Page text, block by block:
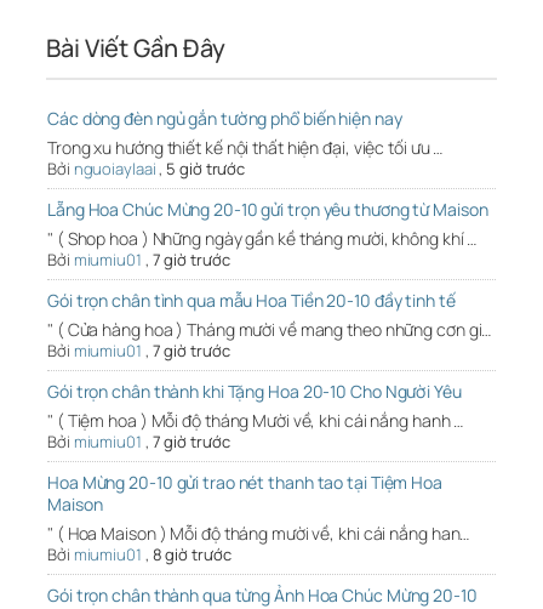
Bài Viết Gần Đây
Các dòng đèn ngủ gắn tường phổ biến hiện nay
Trong xu hướng thiết kế nội thất hiện đại, việc tối ưu …
Bởi nguoiaylaai, 5 giờ trước
Lẵng Hoa Chúc Mừng 20-10 gửi trọn yêu thương từ Maison
" ( Shop hoa ) Những ngày gần kề tháng mười, không khí …
Bởi miumiu01 , 7 giờ trước
Gói trọn chân tình qua mẫu Hoa Tiền 20-10 đầy tinh tế
" ( Cửa hàng hoa ) Tháng mười về mang theo những cơn gi…
Bởi miumiu01 , 7 giờ trước
Gói trọn chân thành khi Tặng Hoa 20-10 Cho Người Yêu
" ( Tiệm hoa ) Mỗi độ tháng Mười về, khi cái nắng hanh …
Bởi miumiu01 , 7 giờ trước
Hoa Mừng 20-10 gửi trao nét thanh tao tại Tiệm Hoa
Maison
" ( Hoa Maison ) Mỗi độ tháng mười về, khi cái nắng han…
Bởi miumiu01 , 8 giờ trước
Gói trọn chân thành qua từng Ảnh Hoa Chúc Mừng 20-10